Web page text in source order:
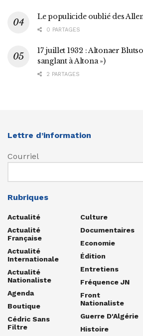
Le populicide oublié des
0 PARTAGES
17 juillet 1932 : Altonaer
sanglant à Altona »)
2 PARTAGES
Lettre d’information
Courriel
Rubriques
Actualité
Actualité
Française
Actualité
Internationale
Actualité
Nationaliste
Agenda
Boutique
Cédric Sans
Filtre
Culture
Documentaires
Economie
Édition
Entretiens
Fréquence JN
Front
Nationaliste
Guerre D'Algérie
Histoire